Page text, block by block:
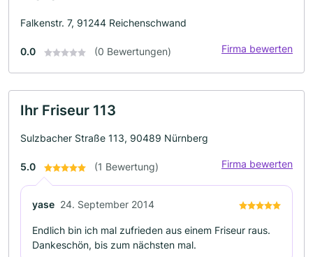
Falkenstr. 7, 91244 Reichenschwand
0.0 (0 Bewertungen) Firma bewerten
Ihr Friseur 113
Sulzbacher Straße 113, 90489 Nürnberg
5.0 (1 Bewertung) Firma bewerten
yase 24. September 2014
Endlich bin ich mal zufrieden aus einem Friseur raus.
Dankeschön, bis zum nächsten mal.